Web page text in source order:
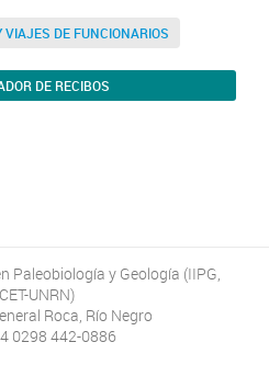
VIAJES DE FUNCIONARIOS
DE RECIBOS
Paleobiología y Geología (IIPG,
UNRN)
Roca, Río Negro
0298 442-0886